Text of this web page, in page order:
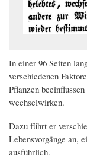
In einer 96 Seiten
verschiedenen
Pflanzen
wechselwirken.
Dazu führt er
Lebensvorgänge an,
ausführlich.